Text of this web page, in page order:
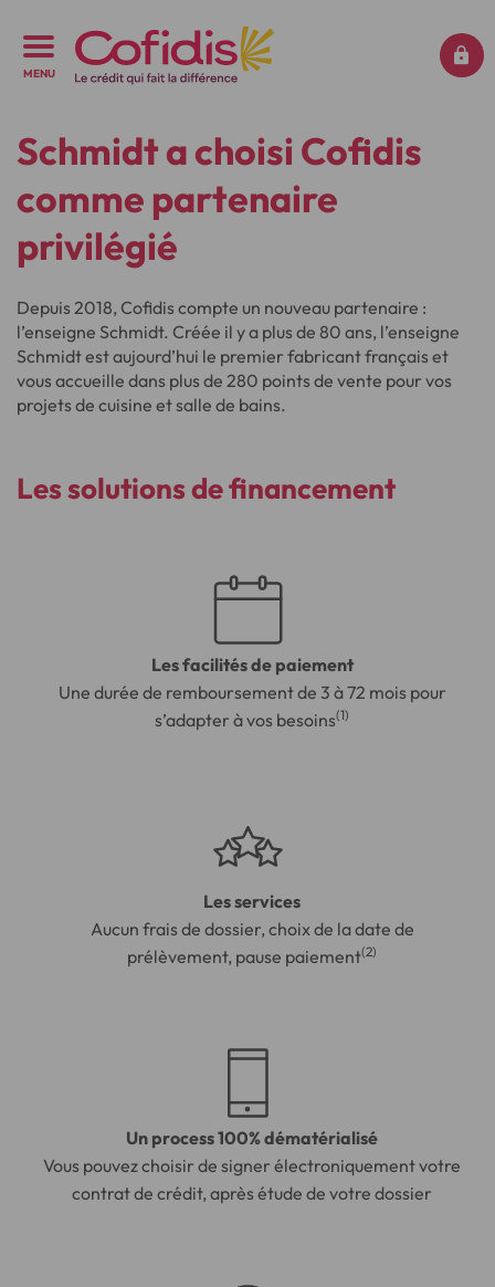
MENU
Schmidt a choisi Cofidis
comme partenaire
privilégié
Depuis 2018, Cofidis compte un nouveau partenaire :
l’enseigne Schmidt. Créée il y a plus de 80 ans, l’enseigne
Schmidt est aujourd’hui le premier fabricant français et
vous accueille dans plus de 280 points de vente pour vos
projets de cuisine et salle de bains.
Les solutions definancement
Les facilités de paiement
Une durée de remboursement de 3 à 72 mois pour
s’adapter à vos besoins(1)
Les services
Aucun frais de dossier, choix de la date de
prélèvement, pause paiement(2)
Un process 100% dématérialisé
Vous pouvez choisir de signer électroniquement votre
contrat de crédit, après étude de votre dossier